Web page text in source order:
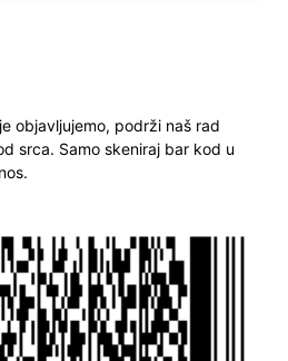
objavljujemo, podrži naš rad
srca. Samo skeniraj bar kod u